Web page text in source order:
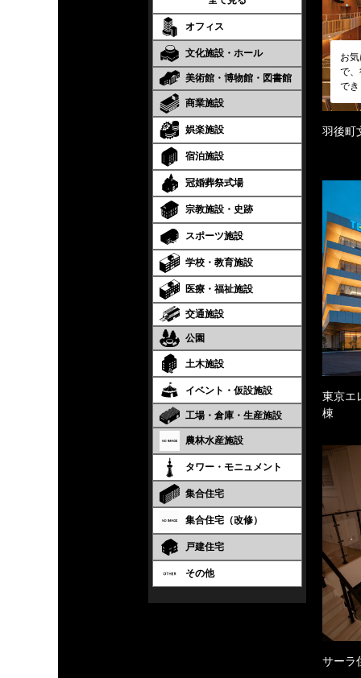
オフィス
文化施設・ホール
美術館・博物館・図書館
商業施設
娯楽施設
宿泊施設
冠婚葬祭式場
宗教施設・史跡
スポーツ施設
学校・教育施設
医療・福祉施設
交通施設
公園
土木施設
イベント・仮設施設
工場・倉庫・生産施設
農林水産施設
タワー・モニュメント
集合住宅
集合住宅（改修）
戸建住宅
その他
お
で
で
羽後
東京エ
棟
サーラ